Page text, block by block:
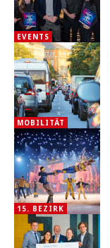
EVENTS
MOBILITÄT
15. BEZIRK